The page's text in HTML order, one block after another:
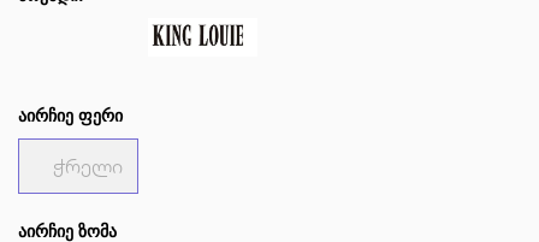
ᲐᲘᲠᲩᲘᲔ ᲤᲔᲠᲘ
ჭრელი
ᲐᲘᲠᲩᲘᲔ ᲖᲝᲛᲐ